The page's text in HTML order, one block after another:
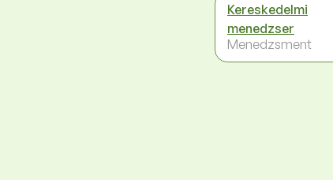
Kereskedelmi
menedzser
Menedzsment